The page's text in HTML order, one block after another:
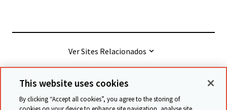
Ver Sites Relacionados
© Cambridge University Press & Assessment
This website uses cookies
By clicking “Accept all cookies”, you agree to the storing of